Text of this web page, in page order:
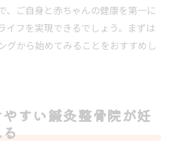
、ご自身と赤ちゃんの健康を第一に
イフを実現できるでしょう。まずは
グから始めてみることをおすすめし
すい鍼灸整骨院が妊